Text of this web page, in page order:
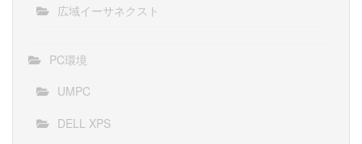
広域イーサネクスト
PC環境
UMPC
DELL XPS